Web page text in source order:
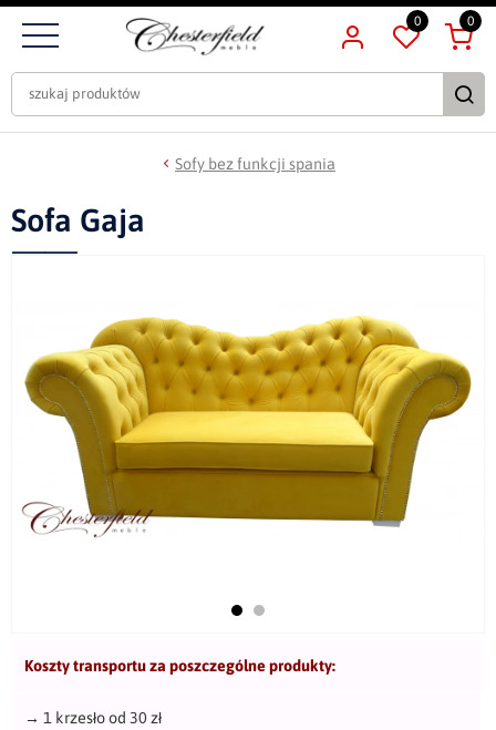
0 0
Sofy bez funkcji spania
Sofa Gaja
Koszty transportu za poszczególne produkty:
→ 1 krzesło od 30 zł